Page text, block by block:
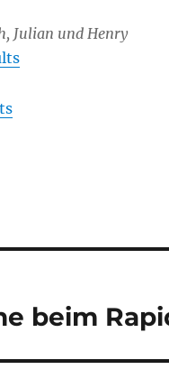
Julian und Henry
beim